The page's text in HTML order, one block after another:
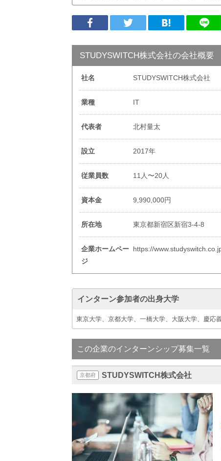
STUDYSWITCH株式会社の会社概要
社名 STUDYSWITCH株式会社
業種 IT
代表者 北村量太
設立 2017年
従業員数 11人〜20人
資本金 9,990,000円
所在地 東京都新宿区新宿3-4-8
企業ホームペー
ジ
https://
インターン参加者の出身大学
東京大学、京都大学、一橋大学、大阪大学、慶応
この企業のインターンシップ募集一覧
京都府 STUDYSWITCH株式会社